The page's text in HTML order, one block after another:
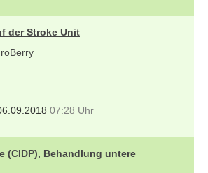
der Stroke Unit
07:28 Uhr
(CIDP), Behandlung untere